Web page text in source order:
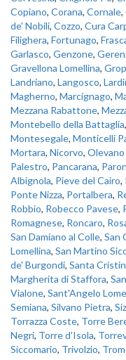
Copiano, Corana, Cornale,
de' Nobili, Cozzo, Cura
Filighera, Fortunago,
Garlasco, Genzone,
Gravellona Lomellina,
Landriano, Langosco,
Magherno, Marcignago,
Mezzana Rabattone,
Montebello della Battaglia,
Montesegale, Monticelli
Mortara, Nicorvo, Olevano
Palestro, Pancarana,
Albignola, Pieve del Cairo,
Ponte Nizza, Portalbera,
Robbio, Robecco Pavese,
Romagnese, Roncaro,
San Damiano al Colle, San
Lomellina, San Martino
de' Burgondi, Santa
Margherita di Staffora,
Vialone, Sant'Angelo
Semiana, Silvano Pietra,
Torrazza Coste, Torre
Negri, Torre d'Isola,
Siccomario, Trivolzio,